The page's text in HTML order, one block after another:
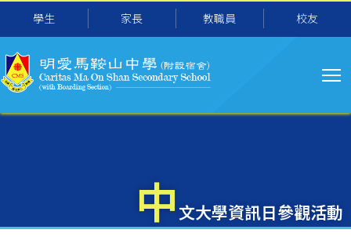
移至主內容
學生 家長 教職員 校友
导
航
中 文大學資訊日參觀活動